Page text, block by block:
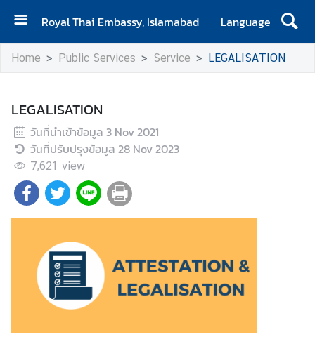
Royal Thai Embassy, Islamabad
Language
H
o
A
b
o
u
a
s
Home Public Services Service LEGALISATION
LEGALISATION
วันที่นำเข้าข้อมูล 3 Nov 2021
วันที่ปรับปรุงข้อมูล 28 Nov 2023
7,621 view